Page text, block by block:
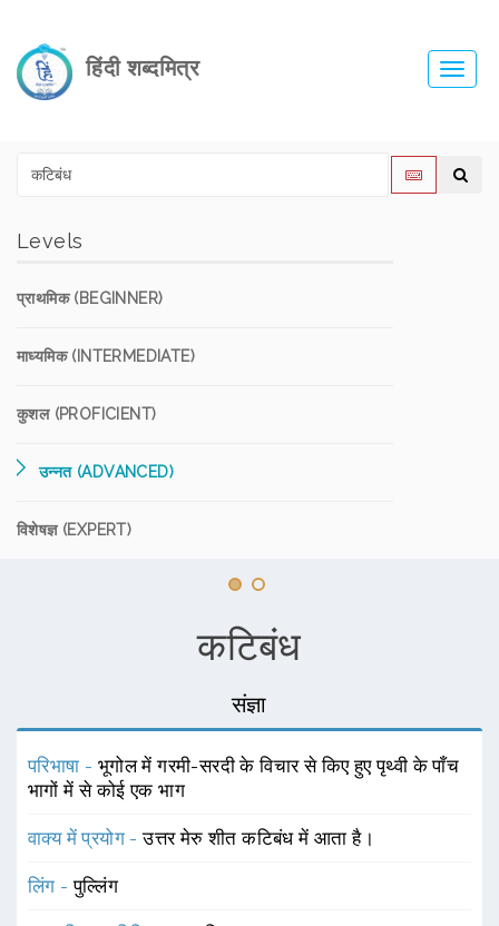
हिंदी शब्दमित्र
Levels
प्राथमिक (BEGINNER)
माध्यमिक (INTERMEDIATE)
कुशल (PROFICIENT)
उन्नत (ADVANCED)
विशेषज्ञ (EXPERT)
कटिबंध
संज्ञा
परिभाषा - भूगोल में गरमी-सरदी के विचार से किए हुए पृथ्वी के पाँच
भागों में से कोई एक भाग
वाक्य में प्रयोग -उत्तर मेरु शीत कटिबंध में आता है।
लिंग -पुल्लिंग